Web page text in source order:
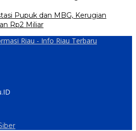
Pupuk dan MBG, Kerugian
Rp2 Miliar